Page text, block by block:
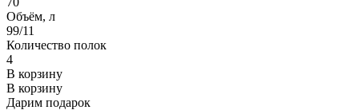
Объём, л
99/11
Количество полок
4
В корзину
В корзину
Дарим подарок